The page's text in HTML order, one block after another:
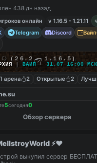
438 дн назад
онлайн
v 1.16.5 - 1.21.11
Telegram Discord Вайп
⭔
(２６.２ — １.１６.５)
| ВАЙП— 31.07 16:00 МСК
арена 2 Открытые 2
5сегодня0
Обзор сервера
⚡️❤️
выкупил сервер